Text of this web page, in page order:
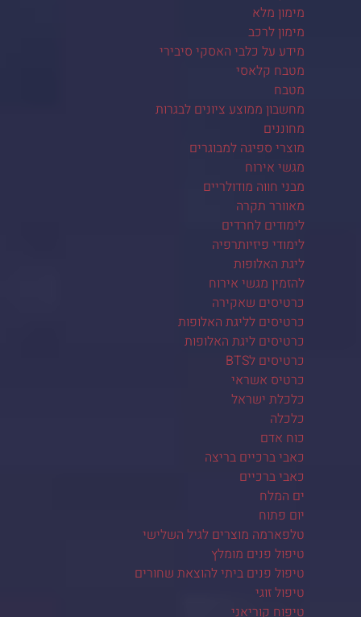
מימון מלא
מימון לרכב
מידע על כלבי האסקי סיבירי
מטבח קלאסי
מטבח
מחשבון ממוצע ציונים לבגרות
מחוננים
מוצרי ספיגה למבוגרים
מגשי אירוח
מבני חווה מודולריים
מאוורר תקרה
לימודים לחרדים
לימודי פיזיותרפיה
ליגת האלופות
להזמין מגשי אירוח
כרטיסים שאקירה
כרטיסים לליגת האלופות
כרטיסים ליגת האלופות
כרטיסים לBTS
כרטיס אשראי
כלכלת ישראל
כלכלה
כוח אדם
כאבי ברכיים בריצה
כאבי ברכיים
ים המלח
יום פתוח
טלפארמה מוצרים לגיל השלישי
טיפול פנים מומלץ
טיפול פנים ביתי להוצאת שחורים
טיפול זוגי
טיפוח קוריאני